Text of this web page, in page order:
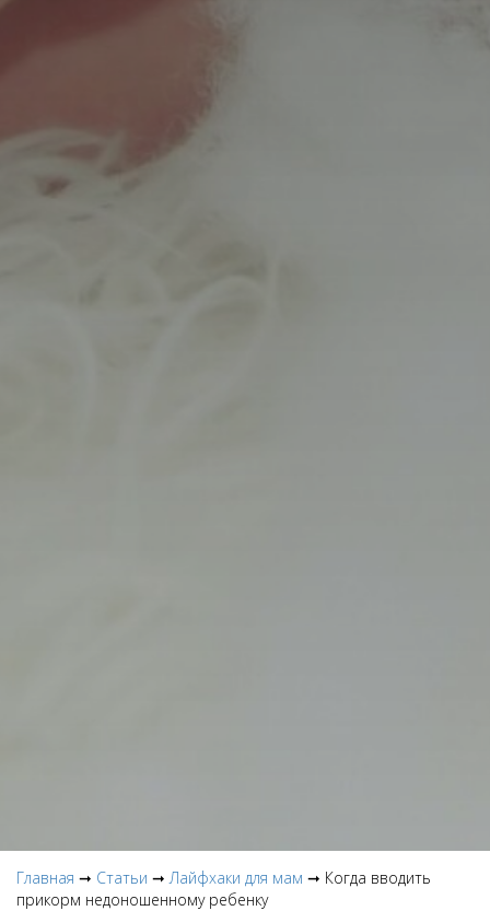
Главная ➞ Статьи ➞ Лайфхаки для мам ➞ Когда вводить
прикорм недоношенному ребенку